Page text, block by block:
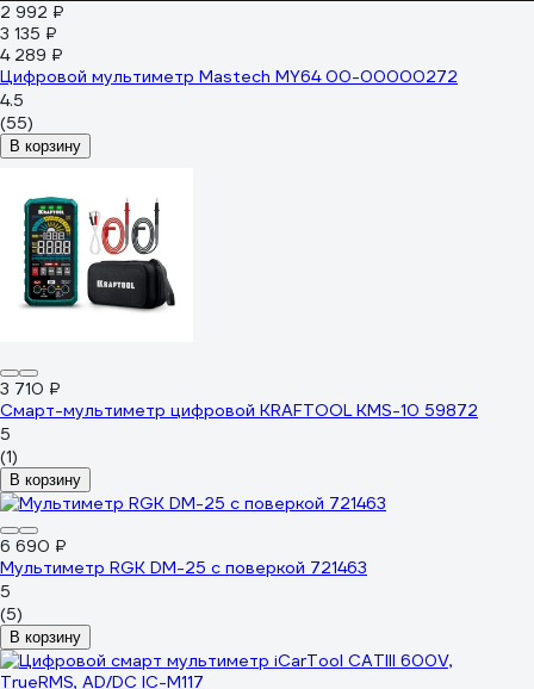
2 992 ₽
3 135 ₽
4 289 ₽
Цифровой мультиметр Mastech MY64 00-00000272
4.5
(55)
В корзину
3 710 ₽
Смарт-мультиметр цифровой KRAFTOOL KMS-10 59872
5
(1)
В корзину
6 690 ₽
Мультиметр RGK DM-25 с поверкой 721463
5
(5)
В корзину